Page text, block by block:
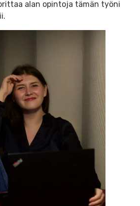
alan opintoja tämän työni